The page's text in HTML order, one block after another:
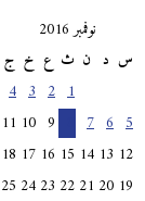
نوفمبر 2016
س
ث خ ج
10
11
12
13
14
15
16
17
18
19
20
21
22
23
24
25